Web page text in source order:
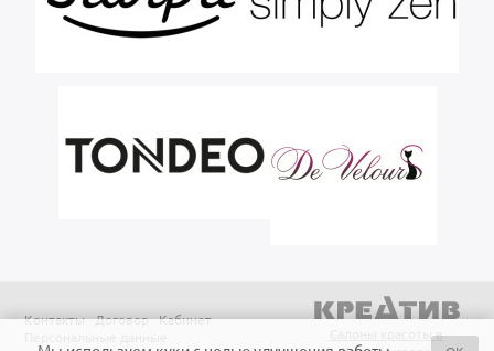
Контакты Договор Кабинет
Салоны красоты в